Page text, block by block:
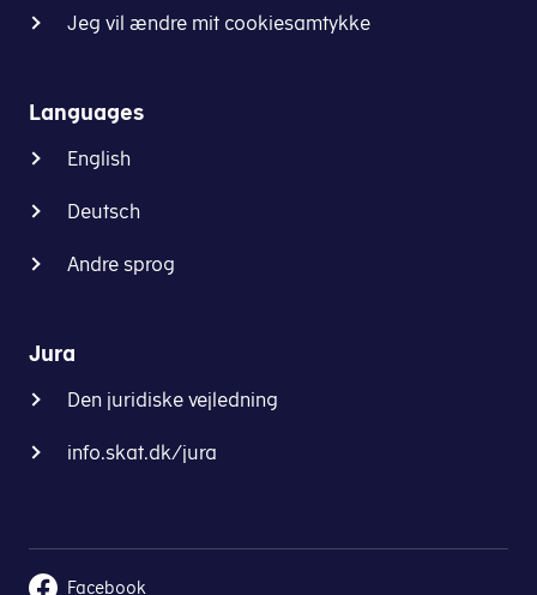
der
omfattet
PBL
C.A.10.4.2.3)
du
en
skal
Jeg vil ændre mit cookiesamtykke
Languages
English
Deutsch
Andre sprog
Jura
Den juridiske vejledning
info.skat.dk/jura
Facebook